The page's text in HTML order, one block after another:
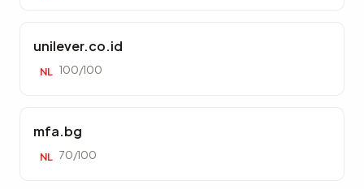
unilever.co.id
NL 100/100
mfa.bg
NL 70/100